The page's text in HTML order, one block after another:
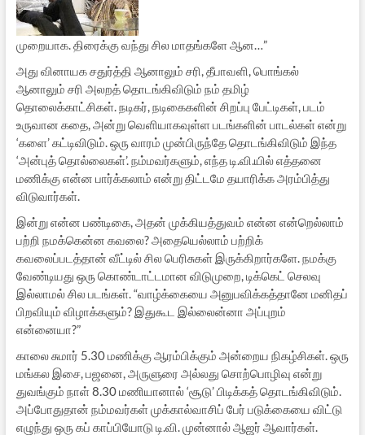
முறையாக. திரைக்கு வந்து சில மாதங்களே ஆன…”
அது வினாயக சதுர்த்தி ஆனாலும் சரி, தீபாவளி, பொங்கல்
ஆனாலும் சரி அலறத் தொடங்கிவிடும் நம் தமிழ்
தொலைக்காட்சிகள். நடிகர், நடிகைகளின் சிறப்பு பேட்டிகள், படம்
உருவான கதை, அன்று வெளியாகவுள்ள படங்களின் பாடல்கள் என்று
‘களை’ கட்டிவிடும். ஒரு வாரம் முன்பிருந்தே தொடங்கிவிடும் இந்த
‘அன்புத் தொல்லைகள்’. நம்மவர்களும், எந்த டி.வி.யில் எத்தனை
மணிக்கு என்ன பார்க்கலாம் என்று திட்டமே தயாரிக்க அரம்பித்து
விடுவார்கள்.
இன்று என்ன பண்டிகை, அதன் முக்கியத்துவம் என்ன என்றெல்லாம்
பற்றி நமக்கென்ன கவலை? அதையெல்லாம் பற்றிக்
கவலைப்படத்தான் வீட்டில் சில பெரிசுகள் இருக்கிறார்களே. நமக்கு
வேண்டியது ஒரு கொண்டாட்டமான விடுமுறை, டிக்கெட் செலவு
இல்லாமல் சில படங்கள். “வாழ்க்கையை அனுபவிக்கத்தானே மனிதப்
பிறவியும் விழாக்களும்? இதுகூட இல்லைன்னா அப்புறம்
என்னையா?”
காலை சுமார் 5.30 மணிக்கு ஆரம்பிக்கும் அன்றைய நிகழ்சிகள். ஒரு
மங்கல இசை, பஜனை, அருளுரை அல்லது சொற்பொழிவு என்று
துவங்கும் நாள் 8.30 மணியானால் ‘சூடு’ பிடிக்கத் தொடங்கிவிடும்.
அப்போதுதான் நம்மவர்கள் முக்கால்வாசிப் பேர் படுக்கையை விட்டு
எழுந்து ஒரு கப் காப்பியோடு டி.வி. முன்னால் ஆஜர் ஆவார்கள்.